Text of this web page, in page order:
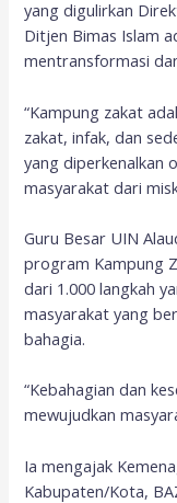
yang digulirkan
Ditjen Bimas Islam
mentransformasi
“Kampung zakat
zakat, infak, dan
yang diperkenalkan
masyarakat dari
Guru Besar UIN
program Kampung
dari 1.000 langkah
masyarakat yang
bahagia.
“Kebahagian dan
mewujudkan
Ia mengajak
Kabupaten/Kota,